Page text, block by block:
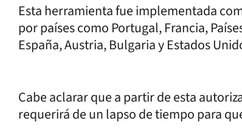
Esta herramienta fue implementada
por países como Portugal, Francia,
España, Austria, Bulgaria y Estados
Cabe aclarar que a partir de esta
requerirá de un lapso de tiempo para